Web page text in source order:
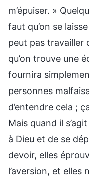
m’épuiser. »
faut qu’on se
peut pas travailler
qu’on trouve une
fournira
personnes
d’entendre cela ;
Mais quand il
à Dieu et de se
devoir, elles
l’aversion, et elles